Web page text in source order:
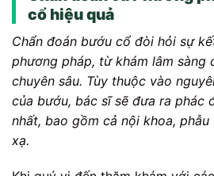
cổ hiệu quả
Chẩn đoán bướu cổ đòi hỏi sự
phương pháp, từ khám lâm sàng
chuyên sâu. Tùy thuộc vào
của bướu, bác sĩ sẽ đưa ra phác
nhất, bao gồm cả nội khoa,
xạ.